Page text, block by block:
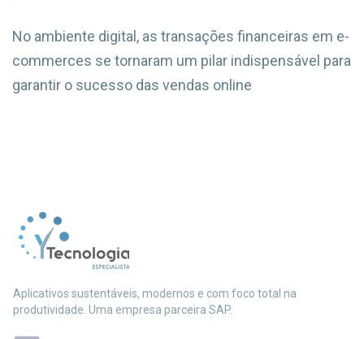
No ambiente digital, as transações financeiras em e-
commerces se tornaram um pilar indispensável para
garantir o sucesso das vendas online
Aplicativos sustentáveis, modernos e com foco total na
produtividade. Uma empresa parceira SAP.